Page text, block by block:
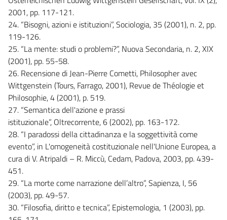
2001, pp. 117-121.
24. “Bisogni, azioni e istituzioni”, Sociologia, 35 (2001), n. 2, pp.
119-126.
25. “La mente: studi o problemi?”, Nuova Secondaria, n. 2, XIX
(2001), pp. 55-58.
26. Recensione di Jean-Pierre Cometti, Philosopher avec
Wittgenstein (Tours, Farrago, 2001), Revue de Théologie et
Philosophie, 4 (2001), p. 519.
27. “Semantica dell'azione e prassi
istituzionale”, Oltrecorrente, 6 (2002), pp. 163-172.
28. “I paradossi della cittadinanza e la soggettività come
evento”, in L'omogeneità costituzionale nell'Unione Europea, a
cura di V. Atripaldi – R. Miccù, Cedam, Padova, 2003, pp. 439-
451.
29. “La morte come narrazione dell’altro”, Sapienza, I, 56
(2003), pp. 49-57.
30. “Filosofia, diritto e tecnica”, Epistemologia, 1 (2003), pp.